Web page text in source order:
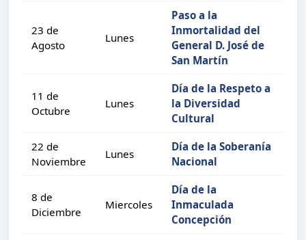
23 de
Agosto
Lunes
Paso a la
Inmortalidad del
General D. José de
San Martín
11 de
Octubre
Lunes
Día de la Respeto a
la Diversidad
Cultural
22 de
Noviembre
Lunes
Día de la Soberanía
Nacional
8 de
Diciembre
Miercoles
Día de la
Inmaculada
Concepción